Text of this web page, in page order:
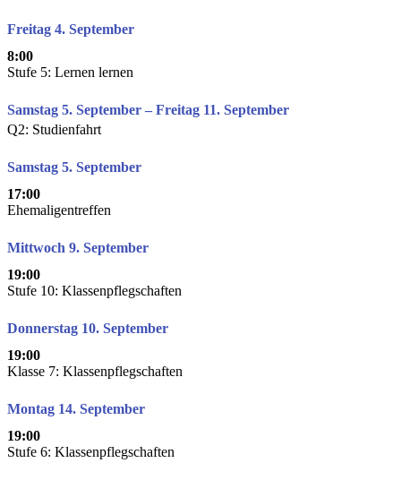
Freitag 4. September
8:00
Stufe 5: Lernen lernen
Samstag 5. September – Freitag 11. September
Q2: Studienfahrt
Samstag 5. September
17:00
Ehemaligentreffen
Mittwoch 9. September
19:00
Stufe 10: Klassenpflegschaften
Donnerstag 10. September
19:00
Klasse 7: Klassenpflegschaften
Montag 14. September
19:00
Stufe 6: Klassenpflegschaften